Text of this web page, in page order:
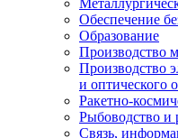
Обеспечение
Образование
Производство
Производство
и оптического
Ракетно-
Рыбоводство и
Связь,